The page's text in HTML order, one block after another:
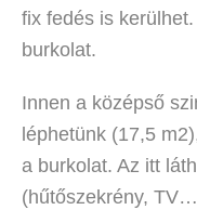
fix fedés is
burkolat.
Innen a középső
léphetünk (17,5
a burkolat. Az itt
(hűtőszekrény,